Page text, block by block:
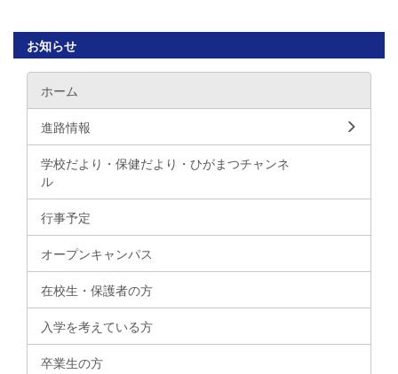
お知らせ
ホーム
進路情報
学校だより・保健だより・ひがまつチャンネ
ル
行事予定
オープンキャンパス
在校生・保護者の方
入学を考えている方
卒業生の方